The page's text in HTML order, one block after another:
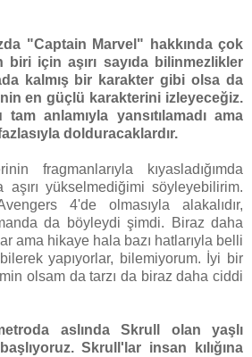
"Captain Marvel" hakkında çok
için aşırı sayıda bilinmezlikler
kalmış bir karakter gibi olsa da
en güçlü karakterini izleyeceğiz.
anlamıyla yansıtılamadı ama
dolduracaklardır.
fragmanlarıyla kıyasladığımda
aşırı yükselmediğimi söyleyebilirim.
4'de olmasıyla alakalıdır,
da böyleydi şimdi. Biraz daha
ama hikaye hala bazı hatlarıyla belli
yapıyorlar, bilemiyorum. İyi bir
olsam da tarzı da biraz daha ciddi
aslında Skrull olan yaşlı
Skrull'lar insan kılığına